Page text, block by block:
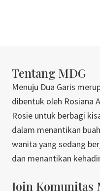
Tentang MDG
Menuju Dua Garis
dibentuk oleh Rosiana
Rosie untuk berbagi
dalam menantikan
wanita yang sedang
dan menantikan
Join Komunitas